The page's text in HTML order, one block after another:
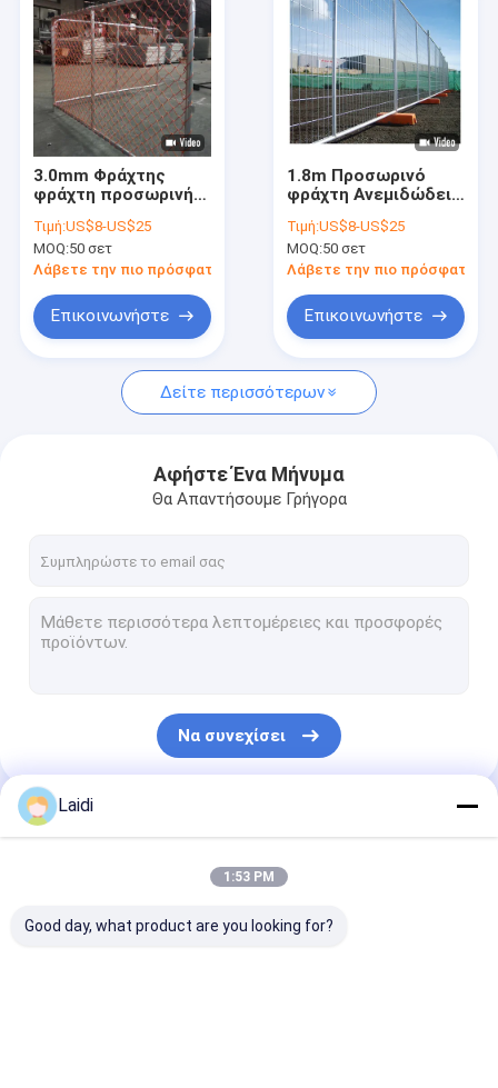
Προϊόντα
Εκπομπή VR
Σχετικά με εμάς
Επισκέψεις στο εργοστάσιο
Επικοινωνήστε μαζί μας
Ειδήσεις
Ζητήστε μια προσφορά
Φράχτες από μεταλλικό σύρμα
Μεταλλικό προσωρινό φράχτη
Πλέγμα σχοινιών καλωδίων ανοξείδωτου
Πίνακα φράχτη βοοειδών
Φράχτης ασφαλείας V Mesh
3.0mm Φράχτης
φράχτη προσωρινή
γεωργικές
εγκαταστάσεις
Τιμή:US$8-US$25
MOQ:50 σετ
Λάβετε την πιο πρόσφατη τιμή
Επικοινωνήστε
1.8m Προσωρινό
φράχτη Ανεμιδώδεις
εγκαταστάσεις
Αυστραλιανό φράχτη
Τιμή:US$8-US$25
MOQ:50 σετ
Λάβετε την πιο πρόσφατη
Επικοινωνήστε
Δείτε περισσότερων
Αφήστε Ένα Μήνυμα
Θα Απαντήσουμε Γρήγορα
Να συνεχίσει
Οι Κατηγορίες Μας
Laidi
1:53 PM
Good day, what product are you looking for?